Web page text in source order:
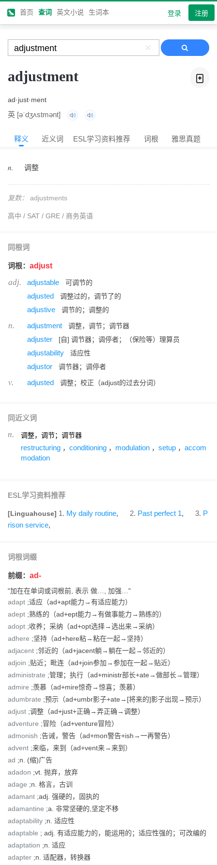
首页 查词 英文小说 生词本 登录 注册
adjustment
ad·just·ment
英 [əˈdʒʌstmənt]
释义 近义词 ESL学习资料推荐 词根 雅思真题
n. 调整
复数： adjustments
高中 / SAT / GRE / 商务英语
同根词
词根： adjust
adj. adjustable 可调节的
adjusted 调整过的，调节了的
adjustive 调节的；调整的
n. adjustment 调整，调节；调节器
adjuster [自] 调节器；调停者；（保险等）理算员
adjustability 适应性
adjustor 调节器；调停者
v. adjusted 调整；校正（adjust的过去分词）
同近义词
n. 调整，调节；调节器
restructuring ， conditioning ， modulation ， setup ， accom
modation
ESL学习资料推荐
[Linguahouse] 1 My daily routine, 2 Past perfect 1, 3 P
rison service,
词根词缀
前缀： ad-
"加在在单词或词根前, 表示 做…, 加强…"
adapt ;适应（ad+apt能力→有适应能力）
adept ;熟练的（ad+ept能力→有做事能力→熟练的）
adopt ;收养；采纳（ad+opt选择→选出来→采纳）
adhere ;坚持（ad+here粘→粘在一起→坚持）
adjacent ;邻近的（ad+jacent躺→躺在一起→邻近的）
adjoin ;贴近；毗连（ad+join参加→参加在一起→贴近）
administrate ;管理；执行（ad+ministr部长+ate→做部长→管理）
admire ;羡慕（ad+mire惊奇→惊喜；羡慕）
adumbrate ;预示（ad+umbr影子+ate→[将来的]影子出现→预示）
adjust ;调整（ad+just+正确→弄正确→调整）
adventure ;冒险（ad+venture冒险）
admonish ;告诫，警告（ad+mon警告+ish→一再警告）
advent ;来临，来到（ad+vent来→来到）
ad ;n. (缩)广告
adadon ;vt. 抛弃，放弃
adage ;n. 格言，古训
adamant ;adj. 强硬的，固执的
adamantine ;a. 非常坚硬的,坚定不移
adaptability ;n. 适应性
adaptable ; adj. 有适应能力的，能运用的；适应性强的；可改编的
adaptation ;n. 适应
adapter ;n. 适配器，转换器